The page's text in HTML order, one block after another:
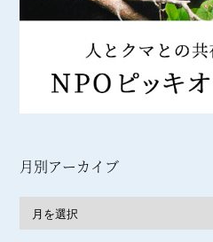
月別アーカイブ